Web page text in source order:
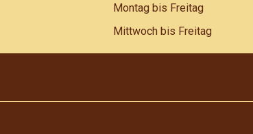
Montag bis Freitag
Mittwoch bis Freitag